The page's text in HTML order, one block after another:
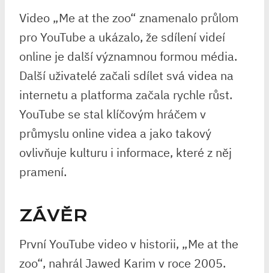
Video „Me at the zoo“ znamenalo průlom
pro YouTube a ukázalo, že sdílení videí
online je další významnou formou média.
Další uživatelé začali sdílet svá videa na
internetu a platforma začala rychle růst.
YouTube se stal klíčovým hráčem v
průmyslu online videa a jako takový
ovlivňuje kulturu i informace, které z něj
pramení.
ZÁVĚR
První YouTube video v historii, „Me at the
zoo“, nahrál Jawed Karim v roce 2005.